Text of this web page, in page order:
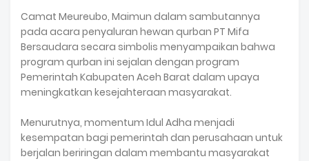
Camat Meureubo, Maimun dalam sambutannya
pada acara penyaluran hewan qurban PT Mifa
Bersaudara secara simbolis menyampaikan bahwa
program qurban ini sejalan dengan program
Pemerintah Kabupaten Aceh Barat dalam upaya
meningkatkan kesejahteraan masyarakat.
Menurutnya, momentum Idul Adha menjadi
kesempatan bagi pemerintah dan perusahaan untuk
berjalan beriringan dalam membantu masyarakat